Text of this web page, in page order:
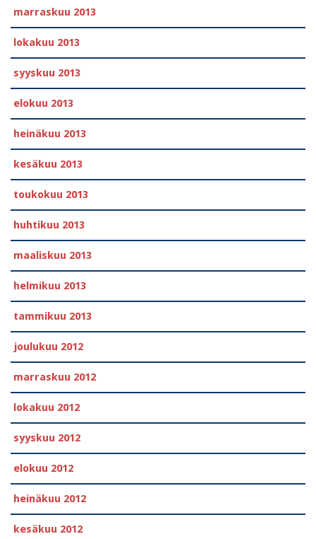
marraskuu 2013
lokakuu 2013
syyskuu 2013
elokuu 2013
heinäkuu 2013
kesäkuu 2013
toukokuu 2013
huhtikuu 2013
maaliskuu 2013
helmikuu 2013
tammikuu 2013
joulukuu 2012
marraskuu 2012
lokakuu 2012
syyskuu 2012
elokuu 2012
heinäkuu 2012
kesäkuu 2012